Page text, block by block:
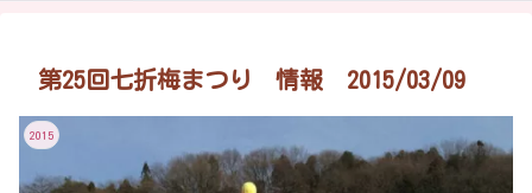
第25回七折梅まつり 情報 2015/03/09
2015